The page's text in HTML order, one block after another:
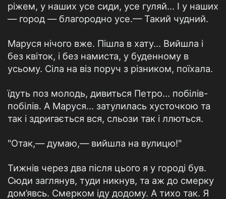
ріжем, у наших усе сиди, усе гуляй... І у наших
— город — благородно усе.— Такий чудний.
Маруся нічого вже. Пішла в хату... Вийшла і
без квіток, і без намиста, у буденному в
усьому. Сіла на віз поруч з різником, поїхала.
їдуть поз молодь, дивиться Петро... побілів-
побілів. А Маруся... затулилась хусточкою та
так і здригається вся, сльози так і ллються.
"Отак,— думаю,— вийшла на вулицю!"
Тижнів через два після цього я у городі був.
Сюди заглянув, туди никнув, та аж до смерку
дом’явсь. Смерком іду додому. А тихо так. Я